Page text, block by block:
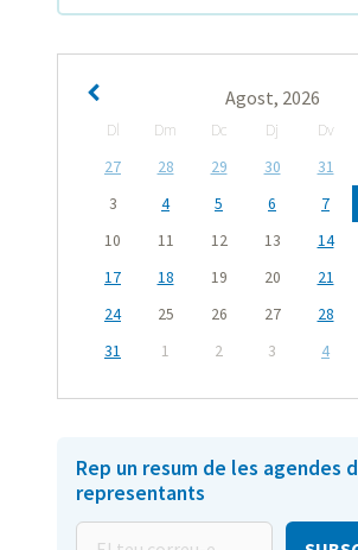
Agost, 2026
Dl Dm Dc Dj Dv
27
28 29 30 31
3
4 5 6 7
10
11 12 13 14
17
18 19 20 21
24
25 26 27 28
31
1 2 3 4
Rep un resum de les agendes
representants